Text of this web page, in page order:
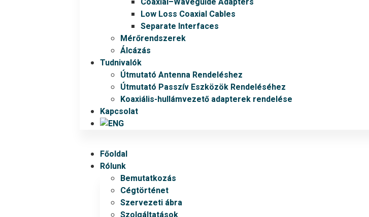
Low Loss Coaxial Cables
Separate Interfaces
Mérőrendszerek
Álcázás
Tudnivalók
Útmutató Antenna Rendeléshez
Útmutató Passzív Eszközök Rendeléséhez
Koaxiális-hullámvezető adapterek rendelése
Kapcsolat
Főoldal
Rólunk
Bemutatkozás
Cégtörténet
Szervezeti ábra